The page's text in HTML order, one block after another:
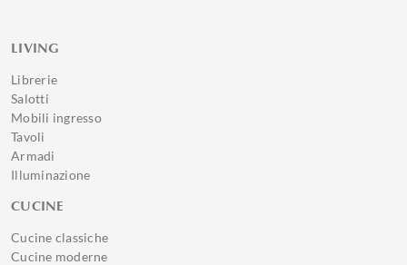
LIVING
Librerie
Salotti
Mobili ingresso
Tavoli
Armadi
Illuminazione
CUCINE
Cucine classiche
Cucine moderne